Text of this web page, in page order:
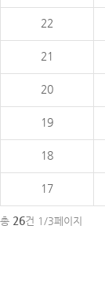
22
21
20
19
18
17
총 26건 1/3페이지